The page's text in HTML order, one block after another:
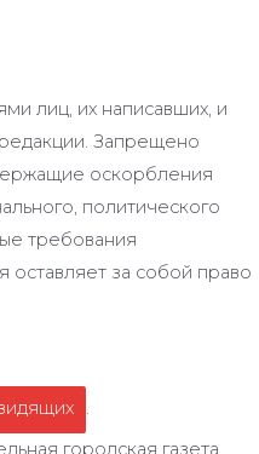
лиц, их написавших, и
Запрещено
оскорбления
политического
требования
оставляет за собой право
.
городская газета